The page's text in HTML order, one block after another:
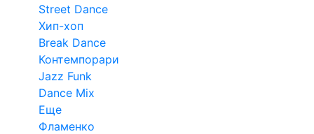
Street Dance
Хип-хоп
Break Dance
Контемпорари
Jazz Funk
Dance Mix
Еще
Фламенко